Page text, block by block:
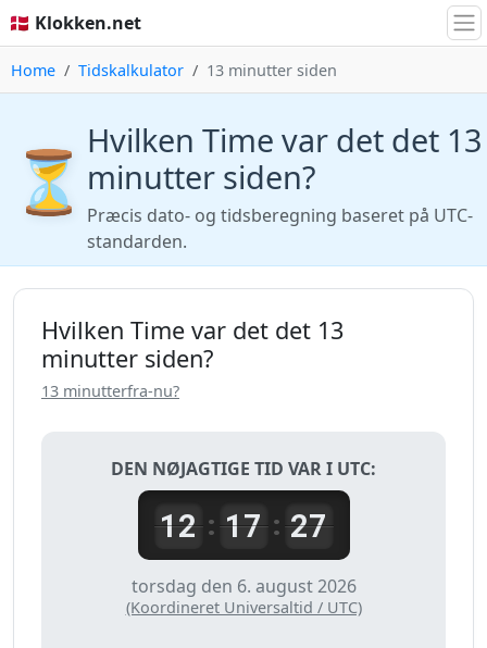
🇩🇰 Klokken.net
Home Tidskalkulator 13 minutter siden
⏳ Hvilken Time var det det 13
minutter siden?
Præcis dato- og tidsberegning baseret på UTC-
standarden.
Hvilken Time var det det 13
minutter siden?
13 minutterfra-nu?
DEN NØJAGTIGE TID VAR I UTC:
12: 17: 27
torsdag den 6. august 2026
(Koordineret Universaltid / UTC)